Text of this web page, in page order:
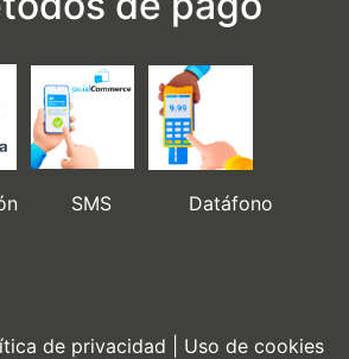
SMS Datáfono
de privacidad
Uso de cookies